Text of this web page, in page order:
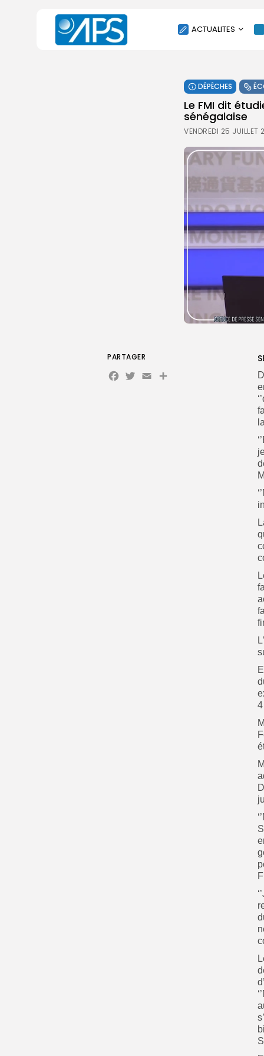
ACTUALITES
SOCIÉTÉ
ÉCONOMIE
CULTURE
ENVIRONNEMENT
INTERNATIONAL
AGENDA
SANTE
DÉPÊCHES
Le FMI dit
sénégalaise
VENDREDI 25
PARTAGER
Facebook
Twitter
EmailPartager